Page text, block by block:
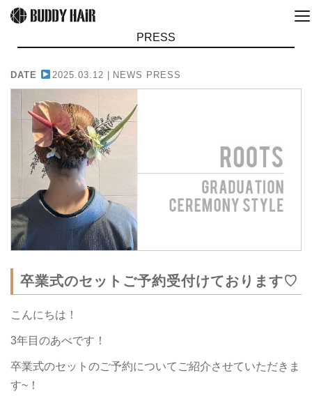
PRESS
DATE 2025.03.12 | NEWS PRESS
卒業式のセットご予約受付けております♡
こんにちは！
3年目のあべです！
卒業式のセットのご予約についてご紹介させていただきま
す~！